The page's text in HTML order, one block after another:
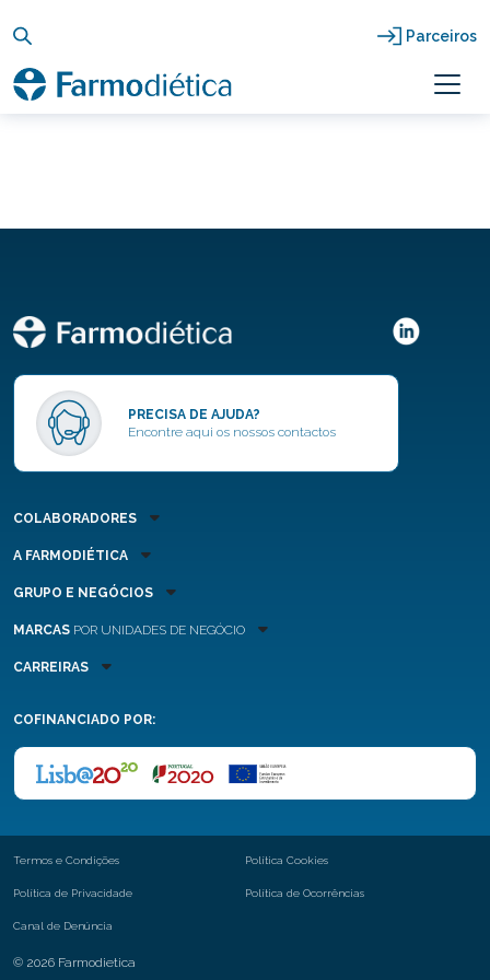
content
Parceiros
PRECISA DE AJUDA?
Encontre aqui os nossos contactos
COLABORADORES
A FARMODIÉTICA
GRUPO E NEGÓCIOS
MARCAS POR UNIDADES DE NEGÓCIO
CARREIRAS
COFINANCIADO POR:
© 2026 Farmodietica
Termos e Condições Política Cookies
Política de Privacidade Política de Ocorrências
Canal de Denúncia